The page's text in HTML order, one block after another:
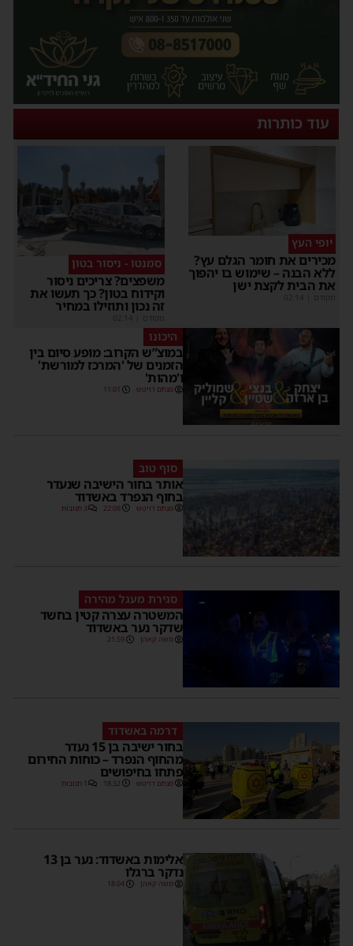
עוד כותרות
יופי העץ
מכירים את חומר הגלם עץ?
ללא הבנה – שימוש בו יהפוך
את הבית לקצת ישן
מקודם
סמנטו - ניסור בטון
משפצים? צריכים ניסור
וקידוח בטון? כך תעשו את
זה נכון ותוזילו במחיר
מקודם
היכונו
במוצ”ש הקרוב: מופע סיום בין
הזמנים של 'המרכז למורשת'
ו'מהות'
מנחם דויטש 11:01
סוף טוב
אותר בחור הישיבה שנעדר
בחוף הנפרד באשדוד
מנחם דויטש 22:08 3 תגובות
סגירת מעגל מהירה
המשטרה עצרה קטין בחשד
שדקר נער באשדוד
משה קאהן 21:59
דרמה באשדוד
בחור ישיבה בן 15 נעדר
מהחוף הנפרד – כוחות החירום
פתחו בחיפושים
מנחם דויטש 18:32 1 תגובות
אלימות באשדוד: נער בן 13
נדקר ברגלו
משה קאהן 18:04